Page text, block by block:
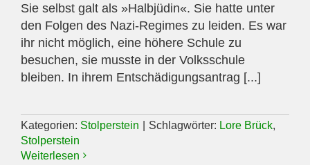
Sie selbst galt als »Halbjüdin«. Sie hatte unter
den Folgen des Nazi-Regimes zu leiden. Es war
ihr nicht möglich, eine höhere Schule zu
besuchen, sie musste in der Volksschule
bleiben. In ihrem Entschädigungsantrag [...]
Kategorien: Stolperstein Schlagwörter: Lore Brück,
Stolperstein
Weiterlesen